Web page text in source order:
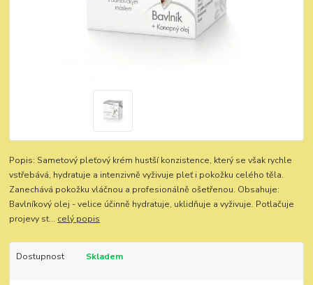
Popis: Sametový pleťový krém hustší konzistence, který se však rychle
vstřebává, hydratuje a intenzivně vyživuje pleť i pokožku celého těla.
Zanechává pokožku vláčnou a profesionálně ošetřenou. Obsahuje:
Bavlníkový olej - velice účinně hydratuje, uklidňuje a vyživuje. Potlačuje
projevy st... celý popis
Dostupnost Skladem